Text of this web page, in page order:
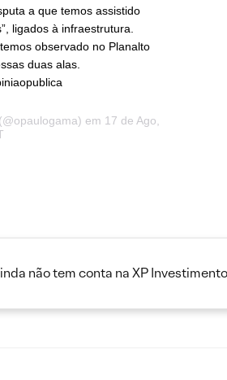
a que temos assistido
ligados à infraestrutura.
observado no Planalto
duas alas.
(@opaulogama) em 17 de Ago,
não tem conta na XP